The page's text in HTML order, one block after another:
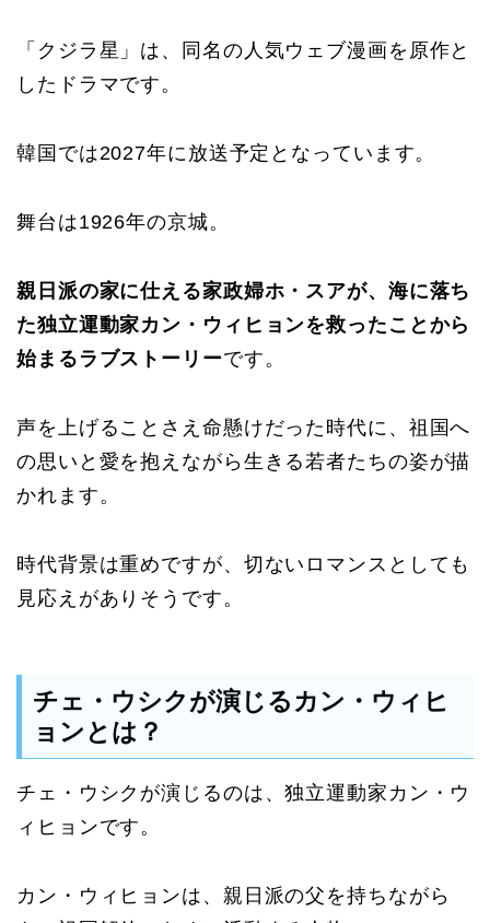
「クジラ星」は、同名の人気ウェブ漫画を原作と
したドラマです。
韓国では2027年に放送予定となっています。
舞台は1926年の京城。
親日派の家に仕える家政婦ホ・スアが、海に落ち
た独立運動家カン・ウィヒョンを救ったことから
始まるラブストーリーです。
声を上げることさえ命懸けだった時代に、祖国へ
の思いと愛を抱えながら生きる若者たちの姿が描
かれます。
時代背景は重めですが、切ないロマンスとしても
見応えがありそうです。
チェ・ウシクが演じるカン・ウィヒ
ョンとは？
チェ・ウシクが演じるのは、独立運動家カン・ウ
ィヒョンです。
カン・ウィヒョンは、親日派の父を持ちながら